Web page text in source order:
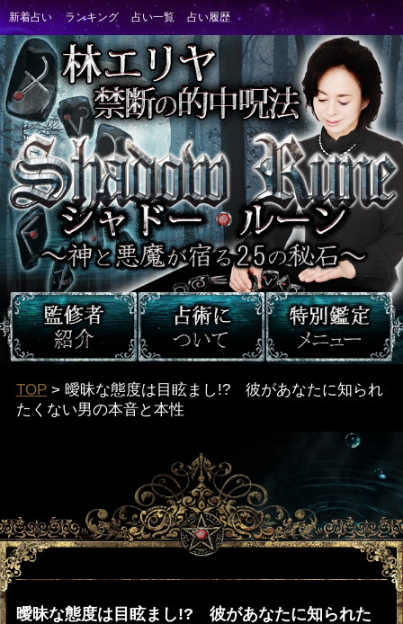
TOP> 曖昧な態度は目眩まし!? 彼があなたに知られ
たくない男の本音と本性
曖昧な態度は目眩まし!? 彼があなたに知られた